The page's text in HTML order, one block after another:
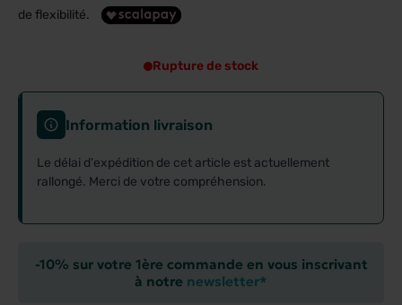
de flexibilité.
Rupture de stock
Information livraison
Le délai d'expédition de cet article est actuellement
rallongé. Merci de votre compréhension.
-10% sur votre 1ère commande en vous inscrivant
à notre newsletter*